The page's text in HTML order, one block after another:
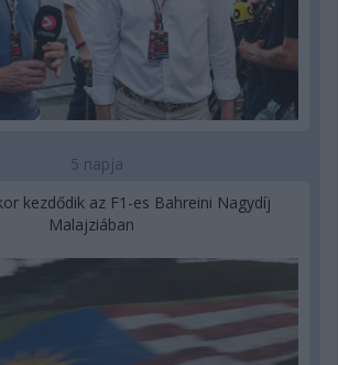
5 napja
kezdődik az F1-es Bahreini Nagydíj
Malajziában